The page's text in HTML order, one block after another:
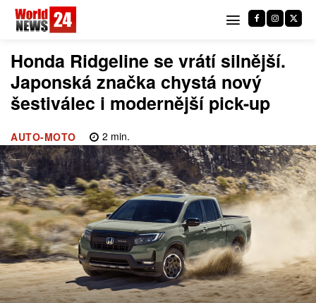
Honda Ridgeline se vrátí silnější.
Japonská značka chystá nový
šestiválec i modernější pick-up
AUTO-MOTO 2 min.